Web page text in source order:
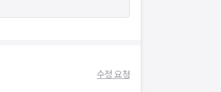
수정 요청